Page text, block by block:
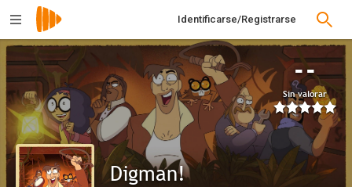
Identificarse/Registrarse
--
Sin valorar
Digman!